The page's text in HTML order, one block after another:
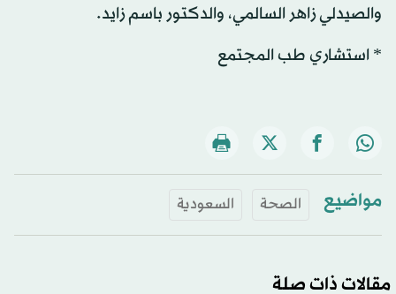
والصيدلي زاهر السالمي، والدكتور باسم زايد.
* استشاري طب المجتمع
مواضيع الصحة السعودية
مقالات ذات صلة